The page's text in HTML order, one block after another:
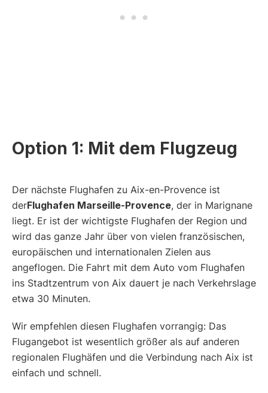
Option 1: Mit dem Flugzeug
Der nächste Flughafen zu Aix-en-Provence ist
derFlughafen Marseille-Provence, der in Marignane
liegt. Er ist der wichtigste Flughafen der Region und
wird das ganze Jahr über von vielen französischen,
europäischen und internationalen Zielen aus
angeflogen. Die Fahrt mit dem Auto vom Flughafen
ins Stadtzentrum von Aix dauert je nach Verkehrslage
etwa 30 Minuten.
Wir empfehlen diesen Flughafen vorrangig: Das
Flugangebot ist wesentlich größer als auf anderen
regionalen Flughäfen und die Verbindung nach Aix ist
einfach und schnell.